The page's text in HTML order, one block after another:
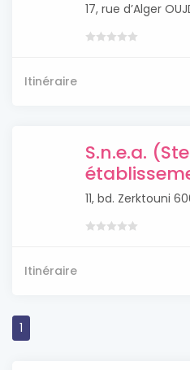
17, rue d’Alger
Itinéraire
S.n.e.a.
11, bd. Zerktouni
Itinéraire
1